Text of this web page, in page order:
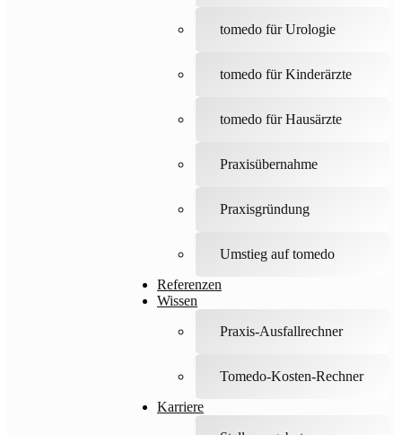
tomedo für Urologie
tomedo für Kinderärzte
tomedo für Hausärzte
Praxisübernahme
Praxisgründung
Umstieg auf tomedo
Referenzen
Wissen
Praxis-Ausfallrechner
Tomedo-Kosten-Rechner
Karriere